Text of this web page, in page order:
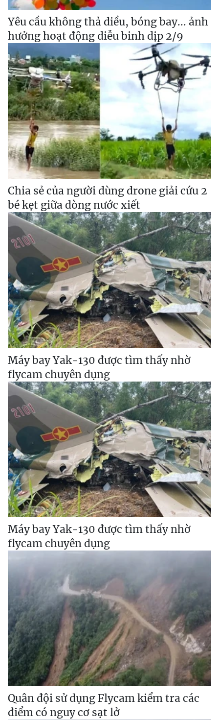
Yêu cầu không thả diều, bóng bay... ảnh
hưởng hoạt động diễu binh dịp 2/9
Chia sẻ của người dùng drone giải cứu 2
bé kẹt giữa dòng nước xiết
Máy bay Yak-130 được tìm thấy nhờ
flycam chuyên dụng
Máy bay Yak-130 được tìm thấy nhờ
flycam chuyên dụng
Quân đội sử dụng Flycam kiểm tra các
điểm có nguy cơ sạt lở